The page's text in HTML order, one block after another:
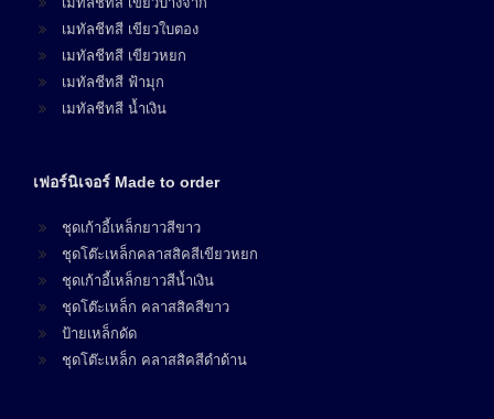
เมทัลชีทสี เขียวใบตอง
เมทัลชีทสี เขียวหยก
เมทัลชีทสี ฟ้ามุก
เมทัลชีทสี น้ำเงิน
เฟอร์นิเจอร์ Made to order
ชุดเก้าอี้เหล็กยาวสีขาว
ชุดโต๊ะเหล็กคลาสสิคสีเขียวหยก
ชุดเก้าอี้เหล็กยาวสีน้ำเงิน
ชุดโต๊ะเหล็ก คลาสสิคสีขาว
ป้ายเหล็กดัด
ชุดโต๊ะเหล็ก คลาสสิคสีดำด้าน